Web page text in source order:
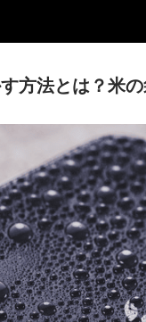
方法とは？米